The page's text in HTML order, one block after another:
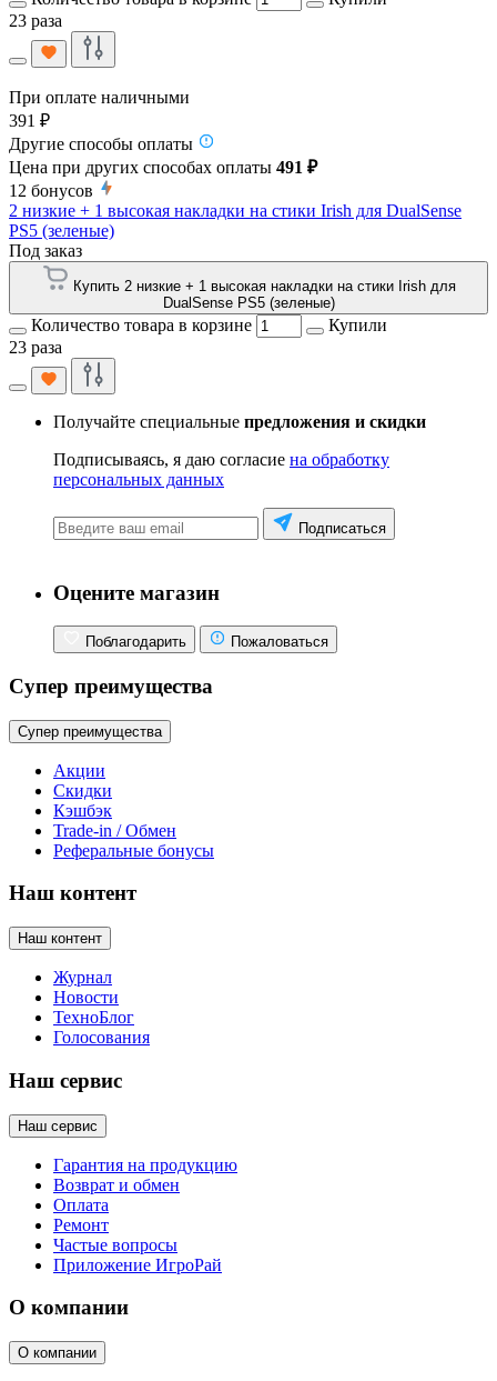
23 раза
При оплате наличными
391 ₽
Другие способы оплаты
Цена при других способах оплаты 491 ₽
12 бонусов
2 низкие + 1 высокая накладки на стики Irish для DualSense
PS5 (зеленые)
Под заказ
Купить 2 низкие + 1 высокая накладки на стики Irish для
DualSense PS5 (зеленые)
Количество товара в корзине
Купили
23 раза
Получайте специальные предложения и скидки
Подписываясь, я даю согласие на обработку
персональных данных
Подписаться
Оцените магазин
Поблагодарить Пожаловаться
Супер преимущества
Супер преимущества
Акции
Скидки
Кэшбэк
Trade-in / Обмен
Реферальные бонусы
Наш контент
Наш контент
Журнал
Новости
ТехноБлог
Голосования
Наш сервис
Наш сервис
Гарантия на продукцию
Возврат и обмен
Оплата
Ремонт
Частые вопросы
Приложение ИгроРай
О компании
О компании